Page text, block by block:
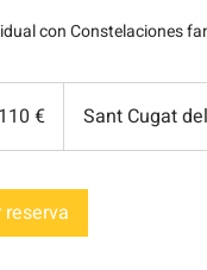
con Constelaciones
110 € Sant Cugat